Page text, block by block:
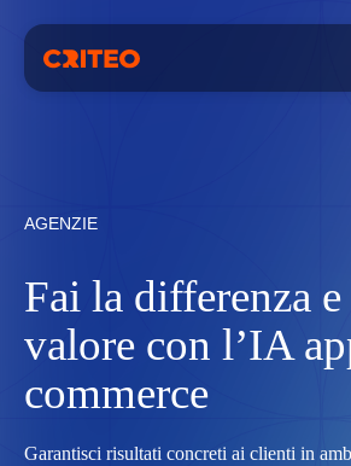
AGENZIE
Fai la differenza e
valore con l’IA
commerce
Garantisci risultati concreti ai clienti in